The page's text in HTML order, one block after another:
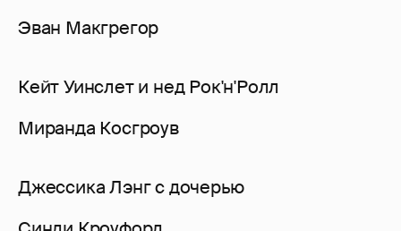
Эван Макгрегор
Кейт Уинслет и нед Рок'н'Ролл
Миранда Косгроув
Джессика Лэнг с дочерью